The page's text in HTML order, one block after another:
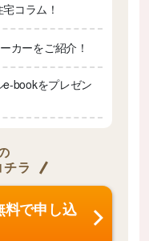
コラム！
カーをご紹介！
bookをプレゼン
ラ
料で申し込